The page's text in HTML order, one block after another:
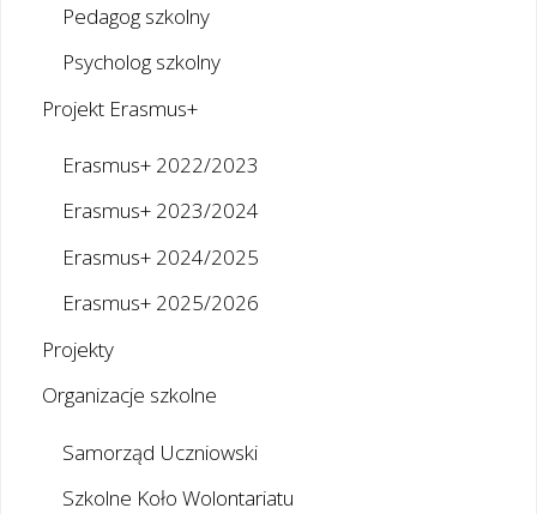
Pedagog szkolny
Psycholog szkolny
Projekt Erasmus+
Erasmus+ 2022/2023
Erasmus+ 2023/2024
Erasmus+ 2024/2025
Erasmus+ 2025/2026
Projekty
Organizacje szkolne
Samorząd Uczniowski
Szkolne Koło Wolontariatu